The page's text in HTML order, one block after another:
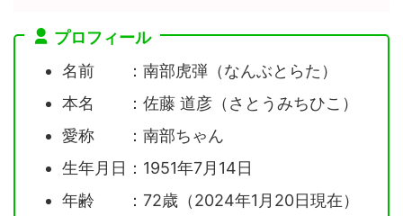
プロフィール
名前 ：南部虎弾（なんぶとらた）
本名 ：佐藤 道彦（さとうみちひこ）
愛称 ：南部ちゃん
生年月日：1951年7月14日
年齢 ：72歳（2024年1月20日現在）